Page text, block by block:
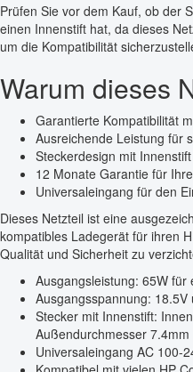
Prüfen Sie vor dem Kauf, ob der
einen Innenstift hat, da dieses
um die Kompatibilität
Warum dieses
Garantierte Kompatibilität
Ausreichende Leistung für
Steckerdesign mit
12 Monate Garantie für
Universaleingang für den
Dieses Netzteil ist eine
kompatibles Ladegerät für ihren
Qualität und Sicherheit zu
Ausgangsleistung: 65W für
Ausgangsspannung:
Stecker mit Innenstift:
Außendurchmesser 7.4mm
Universaleingang AC 100-